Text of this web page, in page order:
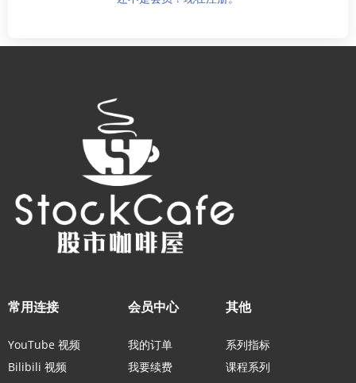
常用连接
YouTube 视频
Bilibili 视频
会员中心
我的订单
我要续费
其他
系列指标
课程系列